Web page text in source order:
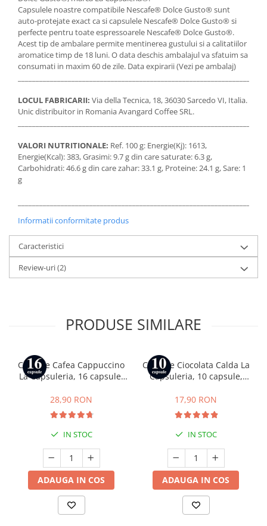
Capsulele noastre compatibile Nescafe® Dolce Gusto® sunt
auto-protejate exact ca si capsulele Nescafe® Dolce Gusto® si
perfecte pentru toate espressoarele Nescafe® Dolce Gusto®.
Acest tip de ambalare permite mentinerea gustului si a calitatiilor
aromatice timp de 18 luni. O data deschis ambalajul va sfatuim sa
consumati in maxim 60 de zile. Data expirarii (Vezi pe ambalaj)
LOCUL FABRICARII: Via della Tecnica, 18, 36030 Sarcedo VI, Italia.
Unic distribuitor in Romania Avangard Coffee SRL.
VALORI NUTRITIONALE: Ref. 100 g: Energie(Kj): 1613,
Energie(Kcal): 383, Grasimi: 9.7 g din care saturate: 6.3 g,
Carbohidrati: 46.6 g din care zahar: 33.1 g, Proteine: 24.1 g, Sare: 1
g
Informatii conformitate produs
Caracteristici
Review-uri(2)
PRODUSE SIMILARE
Capsule Cafea Cappuccino
La Capsuleria, 16 capsule,
28,90 RON
IN STOC
ADAUGA IN COS
Capsule Ciocolata Calda La
Capsuleria, 10 capsule,
17,90 RON
IN STOC
ADAUGA IN COS